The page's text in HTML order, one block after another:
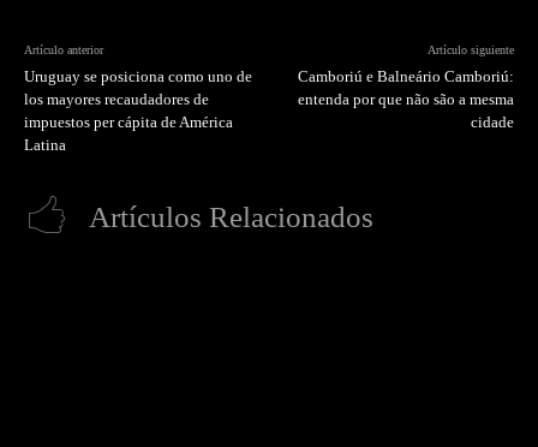
Artículo anterior
Uruguay se posiciona como uno de
los mayores recaudadores de
impuestos per cápita de América
Latina
Artículo siguiente
Camboriú e Balneário Camboriú:
entenda por que não são a mesma
cidade
Artículos Relacionados